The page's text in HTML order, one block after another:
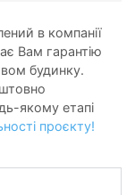
в компанії
Вам гарантію
будинку.
якому етапі
проєкту!